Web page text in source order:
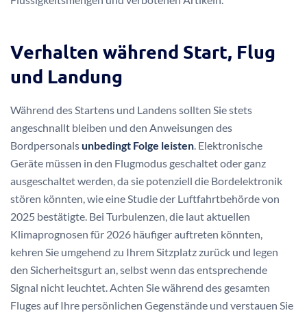
Verhalten während Start, Flug
und Landung
Während des Startens und Landens sollten Sie stets
angeschnallt bleiben und den Anweisungen des
Bordpersonalsunbedingt Folge leisten . Elektronische
Geräte müssen in den Flugmodus geschaltet oder ganz
ausgeschaltet werden, da sie potenziell die Bordelektronik
stören könnten, wie eine Studie der Luftfahrtbehörde von
2025 bestätigte. Bei Turbulenzen, die laut aktuellen
Klimaprognosen für 2026 häufiger auftreten könnten,
kehren Sie umgehend zu Ihrem Sitzplatz zurück und legen
den Sicherheitsgurt an, selbst wenn das entsprechende
Signal nicht leuchtet. Achten Sie während des gesamten
Fluges auf Ihre persönlichen Gegenstände und verstauen Sie